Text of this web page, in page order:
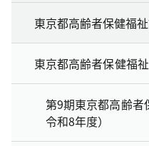
東京都高齢者保健福
東京都高齢者保健福
第9期東京都高齢者
令和8年度）